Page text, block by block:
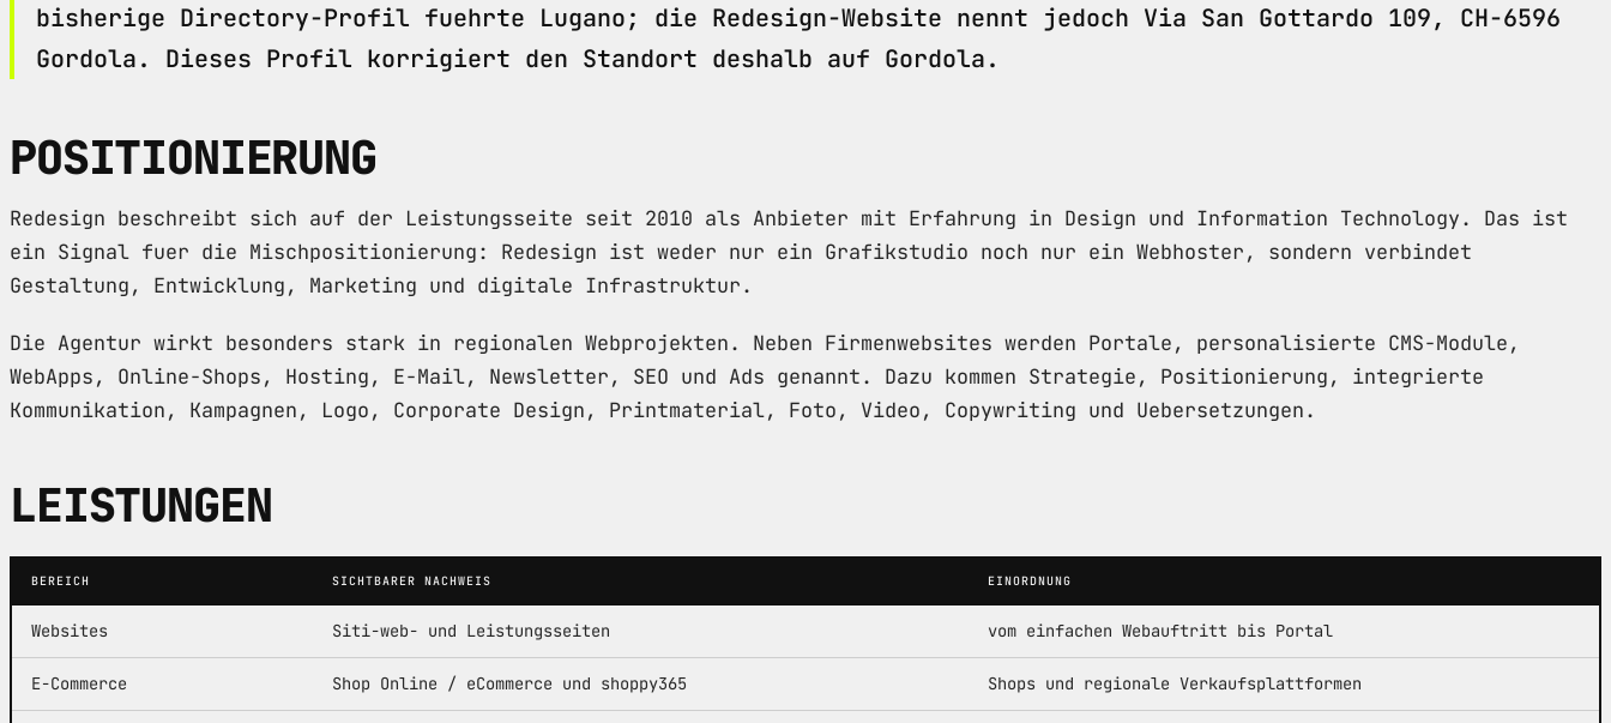
bisherige Directory-Profil fuehrte Lugano; die Redesign-Website nennt jedoch Via San Gottardo 109, CH-6596
Gordola. Dieses Profil korrigiert den Standort deshalb auf Gordola.
POSITIONIERUNG
Redesign beschreibt sich auf der Leistungsseite seit 2010 als Anbieter mit Erfahrung in Design und Information Technology. Das ist
ein Signal fuer die Mischpositionierung: Redesign ist weder nur ein Grafikstudio noch nur ein Webhoster, sondern verbindet
Gestaltung, Entwicklung, Marketing und digitale Infrastruktur.
Die Agentur wirkt besonders stark in regionalen Webprojekten. Neben Firmenwebsites werden Portale, personalisierte CMS-Module,
WebApps, Online-Shops, Hosting, E-Mail, Newsletter, SEO und Ads genannt. Dazu kommen Strategie, Positionierung, integrierte
Kommunikation, Kampagnen, Logo, Corporate Design, Printmaterial, Foto, Video, Copywriting und Uebersetzungen.
LEISTUNGEN
BEREICH SICHTBARER NACHWEIS EINORDNUNG
Websites Siti-web- und Leistungsseiten vom einfachen Webauftritt bis Portal
E-Commerce Shop Online / eCommerce und shoppy365 Shops und regionale Verkaufsplattformen